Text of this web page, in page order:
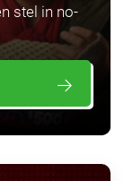
stel in no-